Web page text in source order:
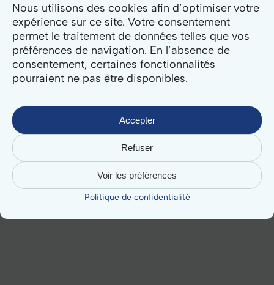
Nous utilisons des cookies afin d’optimiser votre
expérience sur ce site. Votre consentement
permet le traitement de données telles que vos
préférences de navigation. En l’absence de
consentement, certaines fonctionnalités
pourraient ne pas être disponibles.
Accepter
Refuser
Voir les préférences
Politique de confidentialité